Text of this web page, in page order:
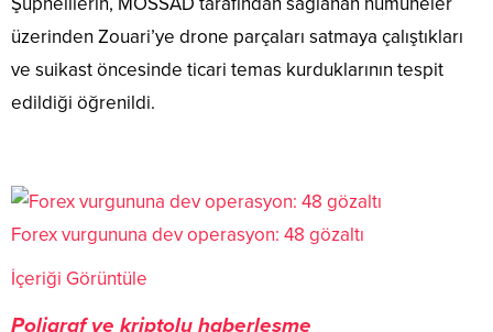
üzerinden Zouari’ye drone parçaları satmaya çalıştıkları
ve suikast öncesinde ticari temas kurduklarının tespit
edildiği öğrenildi.
Forex vurgununa dev operasyon: 48 gözaltı
İçeriği Görüntüle
Poligraf ve kriptolu haberleşme